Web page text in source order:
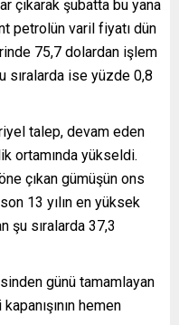
çıkarak şubatta bu yana
petrolün varil fiyatı dün
75,7 dolardan işlem
sıralarda ise yüzde 0,8
talep, devam eden
ortamında yükseldi.
çıkan gümüşün ons
13 yılın en yüksek
şu sıralarda 37,3
günü tamamlayan
hemen